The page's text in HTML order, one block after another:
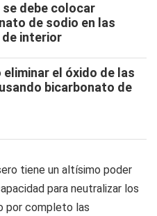
se debe colocar
de sodio en las
interior
eliminar el óxido de las
bicarbonato de
tiene un altísimo poder
para neutralizar los
por completo las